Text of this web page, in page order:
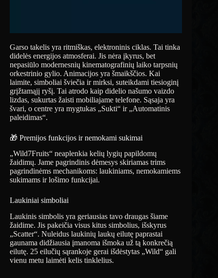
Garso takelis yra ritmiškas, elektroninis ciklas. Tai tinka
didelės energijos atmosferai. Jis nėra įkyrus, bet
nepasiūlo modernesnių kinematografinių laiko tarpsnių
orkestrinio gylio. Animacijos yra šmaikščios. Kai
laimite, simboliai šviečia ir mirksi, suteikdami tiesioginį
grįžtamąjį ryšį. Tai atrodo kaip didelio našumo vaizdo
lizdas, sukurtas žaisti mobiliajame telefone. Sąsaja yra
švari, o centre yra mygtukas „Sukti“ ir „Automatinis
paleidimas“.
🎁 Premijos funkcijos ir nemokami sukimai
„Wild7Fruits“ neaplenkia kelių lygių papildomų
žaidimų. Jame pagrindinis dėmesys skiriamas trims
pagrindinėms mechanikoms: laukiniams, nemokamiems
sukimams ir lošimo funkcijai.
Laukiniai simboliai
Laukinis simbolis yra geriausias tavo draugas šiame
žaidime. Jis pakeičia visus kitus simbolius, išskyrus
„Scatter“. Nuleidus laukinių laukų eilutę paprastai
gaunama didžiausia įmanoma išmoka už tą konkrečią
eilutę. 25 eilučių sąrankoje gerai išdėstytas „Wild“ gali
vienu metu laimėti kelis tinklelius.